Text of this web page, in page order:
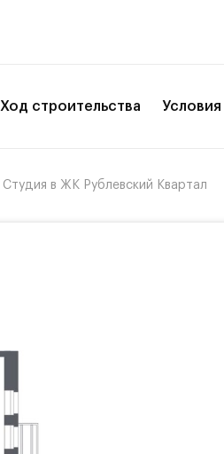
Ход строительства
Студия в ЖК Рублевский Квартал